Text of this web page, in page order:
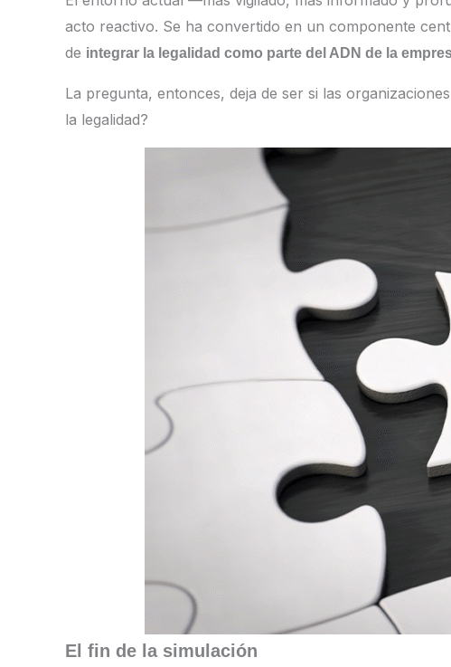
acto reactivo. Se ha convertido en un componente
de integrar la legalidad como parte del ADN de la
La pregunta, entonces, deja de ser si las
la legalidad?
El fin de la simulación